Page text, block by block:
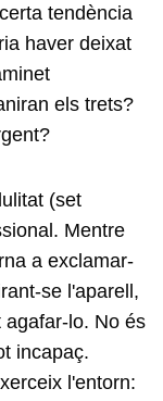
tendència
haver deixat
els trets?
(set
Mentre
a exclamar-
se l'aparell,
agafar-lo. No és
incapaç.
l'entorn: